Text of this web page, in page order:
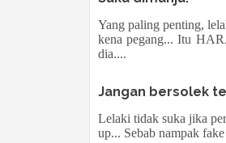
Yang paling penting,
kena pegang... Itu
dia....
Jangan bersolek
Lelaki tidak suka jika
up... Sebab nampak